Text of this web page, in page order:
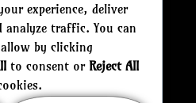
Ajouter au panier
experience, deliver
analyze traffic. You can
by clicking
to consent or Reject All